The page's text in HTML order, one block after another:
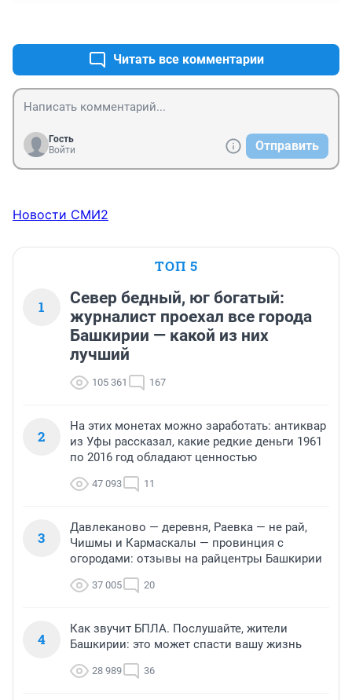
Читать все комментарии
Гость
Войти
Отправить
Новости СМИ2
ТОП 5
1
Север бедный, юг богатый:
журналист проехал все города
Башкирии — какой из них
лучший
105 361 167
2
На этих монетах можно заработать: антиквар
из Уфы рассказал, какие редкие деньги 1961
по 2016 год обладают ценностью
47 093 11
3
Давлеканово — деревня, Раевка — не рай,
Чишмы и Кармаскалы — провинция с
огородами: отзывы на райцентры Башкирии
37 005 20
4
Как звучит БПЛА. Послушайте, жители
Башкирии: это может спасти вашу жизнь
28 989 36